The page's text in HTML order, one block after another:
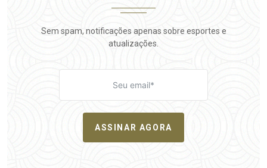
Sem spam, notificações apenas sobre esportes e
atualizações.
ASSINAR AGORA